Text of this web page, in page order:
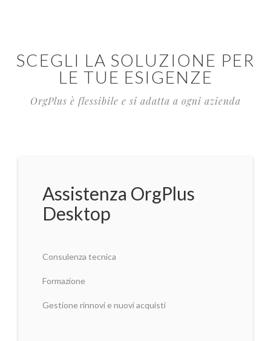
SCEGLI LA SOLUZIONE PER
LE TUE ESIGENZE
OrgPlus è flessibile e si adatta a ogni azienda
Assistenza OrgPlus
Desktop
Consulenza tecnica
Formazione
Gestione rinnovi e nuovi acquisti